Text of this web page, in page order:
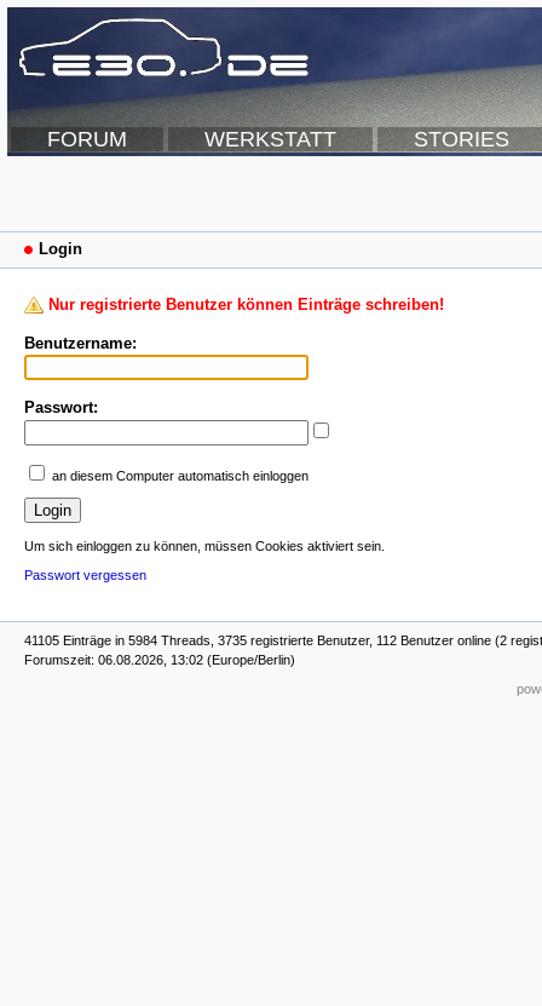
FORUM WERKSTATT STORIES
Login
Nur registrierte Benutzer können Einträge schreiben!
Benutzername:
Passwort:
an diesem Computer automatisch einloggen
Um sich einloggen zu können, müssen Cookies aktiviert sein.
Passwort vergessen
41105 Einträge in 5984 Threads, 3735 registrierte Benutzer, 112 Benutzer online (2
Forumszeit: 06.08.2026, 13:02 (Europe/Berlin)